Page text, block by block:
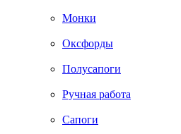
Монки
Оксфорды
Полусапоги
Ручная работа
Сапоги